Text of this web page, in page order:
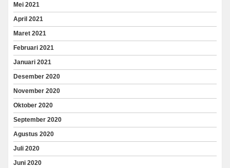
Mei 2021
April 2021
Maret 2021
Februari 2021
Januari 2021
Desember 2020
November 2020
Oktober 2020
September 2020
Agustus 2020
Juli 2020
Juni 2020